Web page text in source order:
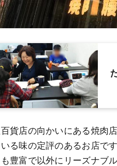
貨店の向かいにある焼肉
る味の定評のあるお店で
豊富で以外にリーズナブル